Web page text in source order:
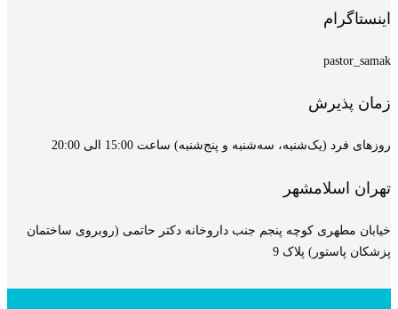
اینستاگرام
pastor_samak
زمان پذیرش
روزهای فرد (یک‌شنبه، سه‌شنبه و پنج‌شنبه) ساعت 15:00 الی 20:00
تهران اسلامشهر
خیابان مطهری کوچه پنجم جنب داروخانه دکتر حاتمی (روبروی ساختمان
پزشکان پاستور) پلاک 9